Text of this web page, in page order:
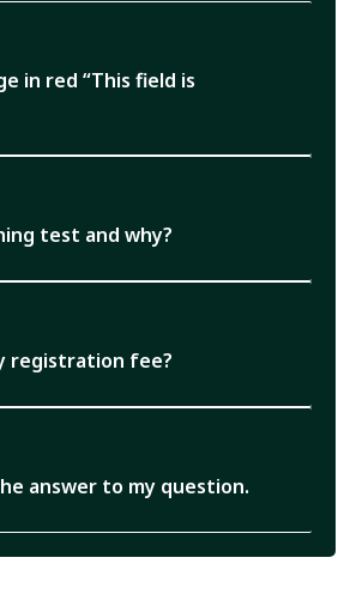
in red “This field is
test and why?
registration fee?
answer to my question.